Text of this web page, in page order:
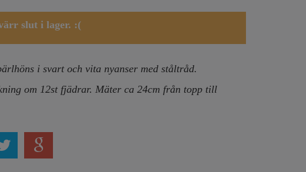
slut i lager. :(
i svart och vita nyanser med ståltråd.
om 12st fjädrar. Mäter ca 24cm från topp till